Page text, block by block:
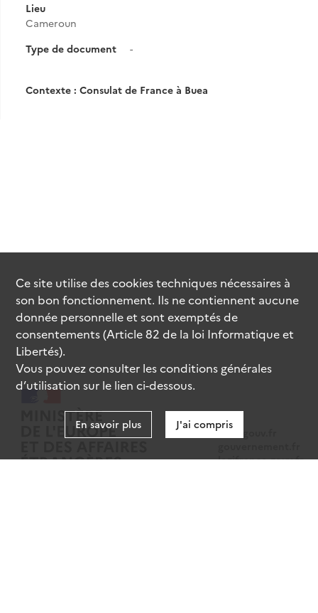
Lieu
Cameroun
Type de document
-
Contexte : Consulat de France à Buea
data.gouv.fr
legifrance.gouv.fr
Ce site utilise descookiestechniques nécessaires à
son bon fonctionnement. Ils ne contiennent aucune
donnée personnelle et sont exemptés de
consentements (Article 82 de la loi Informatique et
Libertés).
Vous pouvez consulter les conditions générales
d’utilisation sur le lien ci-dessous.
En savoir plus J'ai compris